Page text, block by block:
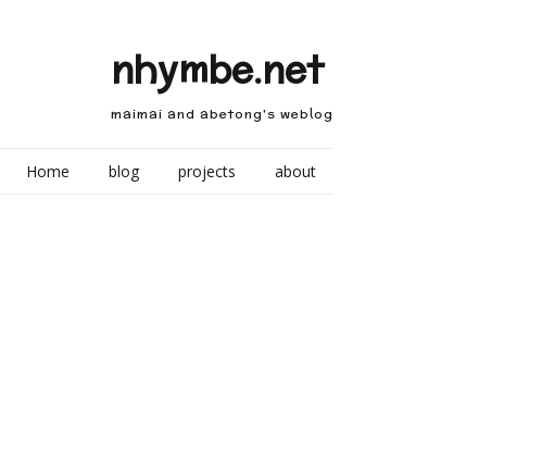
nhymbe.net
maimai and abetong's weblog
Home blog projects about